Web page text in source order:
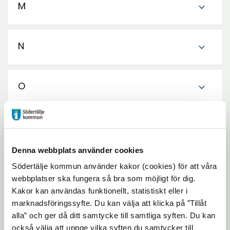
Denna webbplats använder cookies
Södertälje kommun använder kakor (cookies) för att våra
webbplatser ska fungera så bra som möjligt för dig.
Kakor kan användas funktionellt, statistiskt eller i
marknadsföringssyfte. Du kan välja att klicka på ”Tillåt
alla” och ger då ditt samtycke till samtliga syften. Du kan
också välja att uppge vilka syften du samtycker till
M expand_more
N expand_more
O expand_more
P expand_more
R expand_more
S expand_more